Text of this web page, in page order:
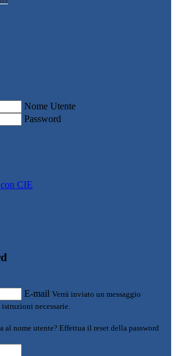
Nome Utente
Password
CIE
E-mail Verrà inviato un messaggio
necessarie.
al nome utente? Effettua il reset della password